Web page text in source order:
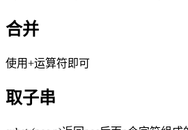
合并
使用+运算符即可
取子串